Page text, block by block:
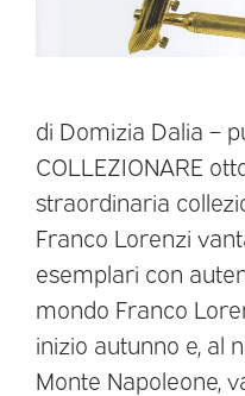
di Domizia Dalia –
COLLEZIONARE
straordinaria
Franco Lorenzi
esemplari con
mondo Franco
inizio autunno e, al
Monte Napoleone,